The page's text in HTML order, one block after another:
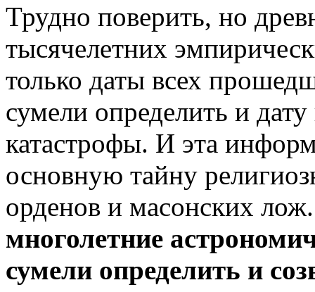
Трудно поверить, но
тысячелетних
только даты всех
сумели определить и
катастрофы. И эта
основную тайну
орденов и масонских
многолетние
сумели определить и